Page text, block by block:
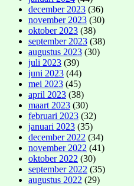
december 2023 (36)
november 2023 (30)
oktober 2023 (38)
september 2023 (38)
augustus 2023 (30)
juli 2023 (39)
juni 2023 (44)
mei 2023 (45)
april 2023 (38)
maart 2023 (30)
februari 2023 (32)
januari 2023 (35)
december 2022 (34)
november 2022 (41)
oktober 2022 (30)
september 2022 (35)
augustus 2022 (29)